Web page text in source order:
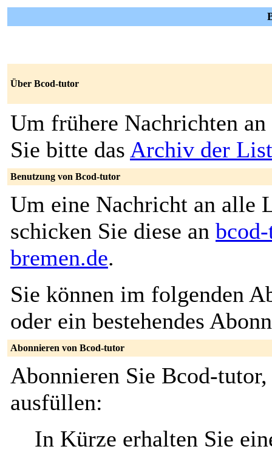
Über Bcod-tutor
Um frühere Nachrichten an
Sie bitte das Archiv der
Benutzung von Bcod-tutor
Um eine Nachricht an alle
schicken Sie diese an
bremen.de.
Sie können im folgenden
oder ein bestehendes
Abonnieren von Bcod-tutor
Abonnieren Sie Bcod-
ausfüllen:
In Kürze erhalten Sie